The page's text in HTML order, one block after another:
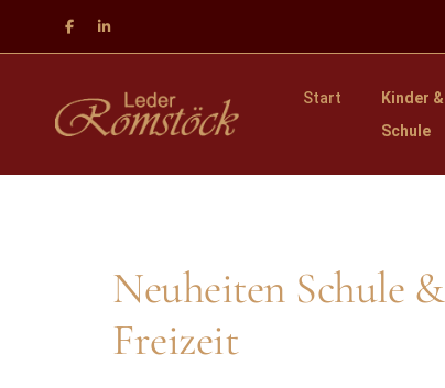
Start
Kinder &
Schule
Neuheiten Schule &
Freizeit